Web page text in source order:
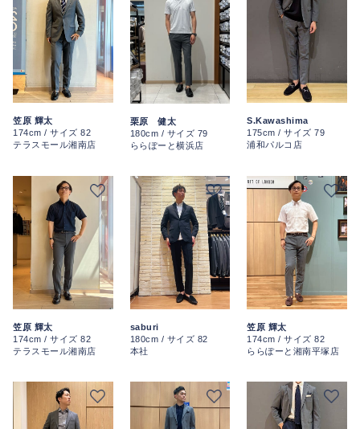
笠原 輝太
174cm / サイズ 82
テラスモール湘南店
栗原 健太
180cm / サイズ 79
ららぽーと横浜店
S.Kawashima
175cm / サイズ 79
浦和パルコ店
笠原 輝太
174cm / サイズ 82
テラスモール湘南店
saburi
180cm / サイズ 82
本社
笠原 輝太
174cm / サイズ 82
ららぽーと湘南平塚店